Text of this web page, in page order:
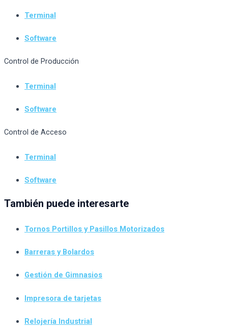
Terminal
Software
Control de Producción
Terminal
Software
Control de Acceso
Terminal
Software
También puede interesarte
Tornos Portillos y Pasillos Motorizados
Barreras y Bolardos
Gestión de Gimnasios
Impresora de tarjetas
Relojería Industrial